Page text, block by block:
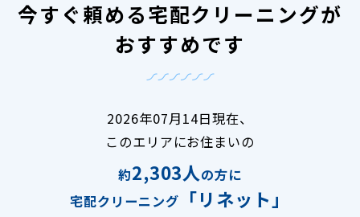
今すぐ頼める宅配クリーニングが
おすすめです
2026年07月14日現在、
このエリアにお住まいの
約2,303人の方に
宅配クリーニング
「リネット」